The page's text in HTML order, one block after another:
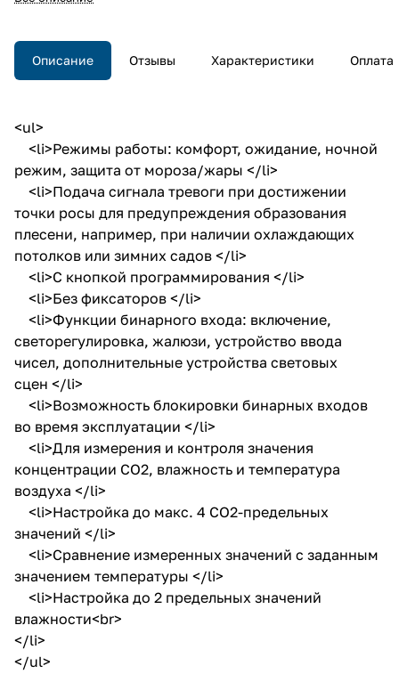
Описание Отзывы Характеристики Оплата
<ul>
<li>Режимы работы: комфорт, ожидание, ночной
режим, защита от мороза/жары </li>
<li>Подача сигнала тревоги при достижении
точки росы для предупреждения образования
плесени, например, при наличии охлаждающих
потолков или зимних садов </li>
<li>С кнопкой программирования </li>
<li>Без фиксаторов </li>
<li>Функции бинарного входа: включение,
светорегулировка, жалюзи, устройство ввода
чисел, дополнительные устройства световых
сцен </li>
<li>Возможность блокировки бинарных входов
во время эксплуатации </li>
<li>Для измерения и контроля значения
концентрации CO2, влажность и температура
воздуха </li>
<li>Настройка до макс. 4 CO2-предельных
значений </li>
<li>Сравнение измеренных значений с заданным
значением температуры </li>
<li>Настройка до 2 предельных значений
влажности<br>
</li>
</ul>